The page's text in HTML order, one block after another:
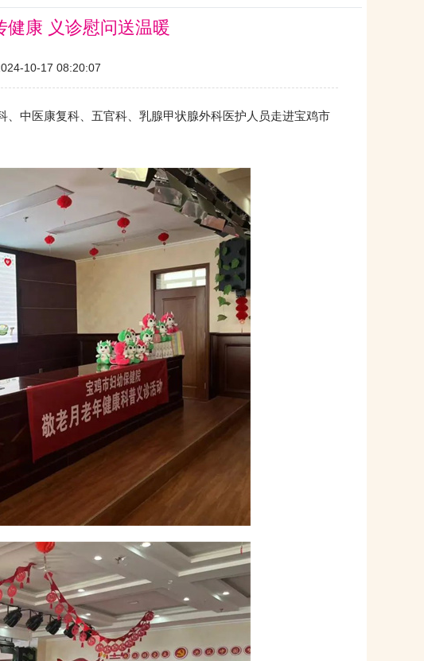
健康 义诊慰问送温暖
10-17 08:20:07
中医康复科、五官科、乳腺甲状腺外科医护人员走进宝鸡市